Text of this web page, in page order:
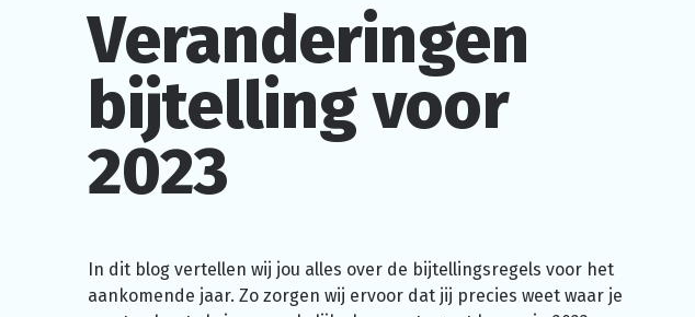
Veranderingen
bijtelling voor
2023
In dit blog vertellen wij jou alles over de bijtellingsregels voor het
aankomende jaar. Zo zorgen wij ervoor dat jij precies weet waar je